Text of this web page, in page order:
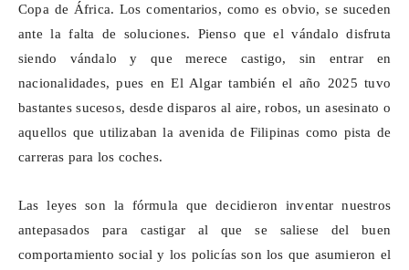
Copa de África. Los comentarios, como es obvio, se suceden
ante la falta de soluciones. Pienso que el vándalo disfruta
siendo vándalo y que merece castigo, sin entrar en
nacionalidades, pues en El Algar también el año 2025 tuvo
bastantes sucesos, desde disparos al aire, robos, un asesinato o
aquellos que utilizaban la avenida de Filipinas como pista de
carreras para los coches.
Las leyes son la fórmula que decidieron inventar nuestros
antepasados para castigar al que se saliese del buen
comportamiento social y los policías son los que asumieron el